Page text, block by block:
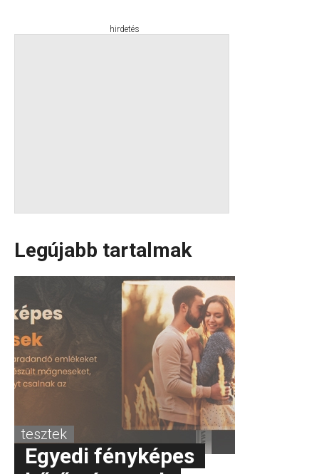
hirdetés
Legújabb tartalmak
tesztek
Egyedi fényképes